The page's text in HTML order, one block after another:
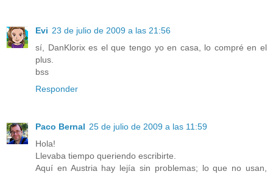
Evi 23 de julio de 2009 a las 21:56
sí, DanKlorix es el que tengo yo en casa, lo compré en el
plus.
bss
Responder
Paco Bernal 25 de julio de 2009 a las 11:59
Hola!
Llevaba tiempo queriendo escribirte.
Aquí en Austria hay lejía sin problemas; lo que no usan,